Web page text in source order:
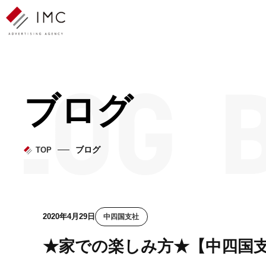
ブログ
TOP ブログ
2020年4月29日 中四国支社
★家での楽しみ方★【中四国